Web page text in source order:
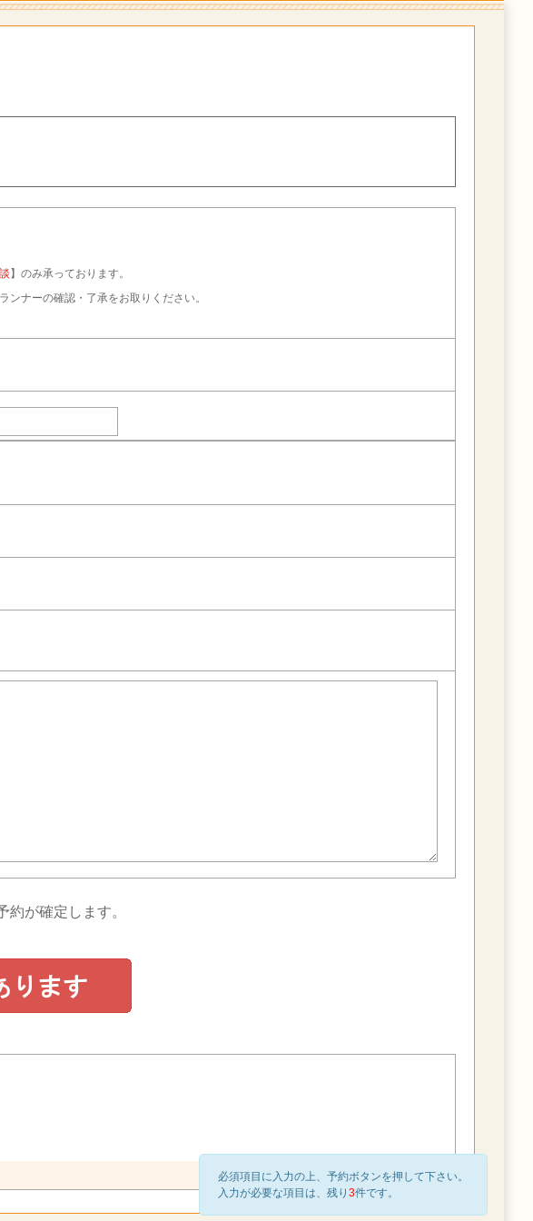
】のみ承っております。
ナーの確認・了承をお取りください。
約が確定します。
必須項目に入力の上、予約ボタンを押して下さい。
入力が必要な項目は、残り 3件です。